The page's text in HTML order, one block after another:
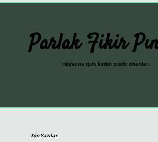
Parlak Fikir
Hayatına ışıltı katan pratik öneriler!
Son Yazılar